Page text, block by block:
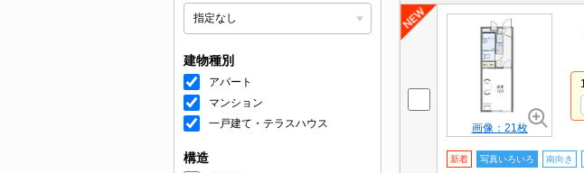
建物種別
アパート
マンション
一戸建て・テラスハウス
構造
画像：21枚
新着 写真いろいろ 南向き